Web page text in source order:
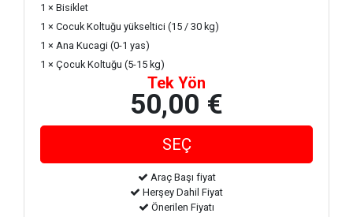
1 × Bisiklet
1 × Cocuk Koltuğu yükseltici (15 / 30 kg)
1 × Ana Kucagi (0-1 yas)
1 × Çocuk Koltuğu (5-15 kg)
Tek Yön
50,00 €
Araç Başı fiyat
Herşey Dahil Fiyat
Önerilen Fiyatı